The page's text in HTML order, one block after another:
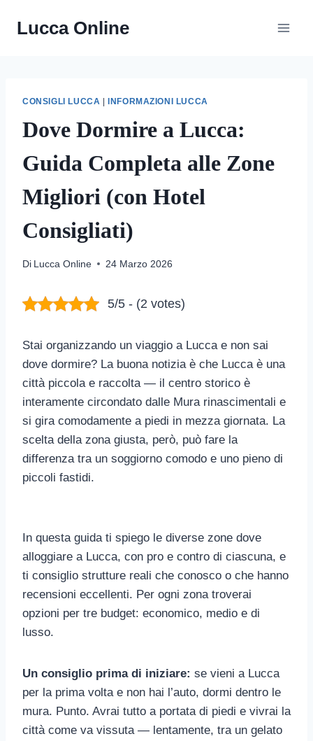
Lucca Online
CONSIGLI LUCCA INFORMAZIONI LUCCA
Dove Dormire a Lucca:
Guida Completa alle Zone
Migliori (con Hotel
Consigliati)
Di Lucca Online 24 Marzo 2026
5/5 - (2 votes)
Stai organizzando un viaggio a Lucca e non sai
dove dormire? La buona notizia è che Lucca è una
città piccola e raccolta — il centro storico è
interamente circondato dalle Mura rinascimentali e
si gira comodamente a piedi in mezza giornata. La
scelta della zona giusta, però, può fare la
differenza tra un soggiorno comodo e uno pieno di
piccoli fastidi.
In questa guida ti spiego le diverse zone dove
alloggiare a Lucca, con pro e contro di ciascuna, e
ti consiglio strutture reali che conosco o che hanno
recensioni eccellenti. Per ogni zona troverai
opzioni per tre budget: economico, medio e di
lusso.
Un consiglio prima di iniziare: se vieni a Lucca
per la prima volta e non hai l’auto, dormi dentro le
mura. Punto. Avrai tutto a portata di piedi e vivrai la
città come va vissuta — lentamente, tra un gelato